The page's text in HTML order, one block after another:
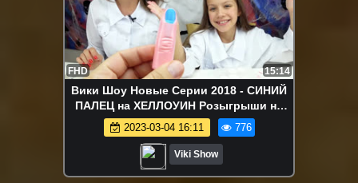
FHD 15:14
Вики Шоу Новые Серии 2018 - СИНИЙ
ПАЛЕЦ на ХЕЛЛОУИН Розыгрыши на
HALLOWEEN Сделали Мозги и ГЛАЗА /
Вики Шоу
2023-03-04 16:11 776
Viki Show